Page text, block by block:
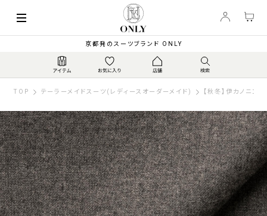
京都発のスーツブランド ONLY
TOP テーラーメイドスーツ(レディースオーダーメイド) 【秋冬】伊カノニ